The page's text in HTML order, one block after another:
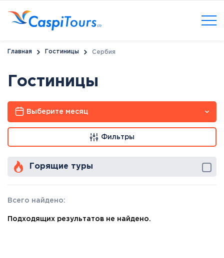
Главная Гостиницы Сербия
Гостиницы
Выберите месяц
Фильтры
Горящие туры
Всего найдено:
Подходящих результатов не найдено.